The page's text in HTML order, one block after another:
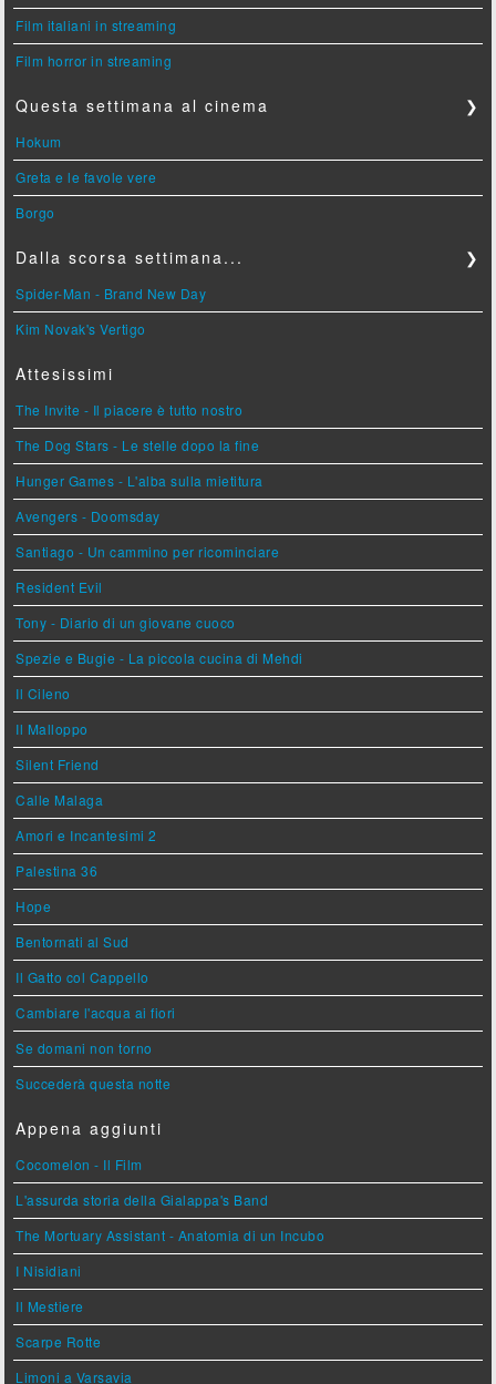
Film italiani in streaming
Film horror in streaming
Questa settimana al cinema ❯
Hokum
Greta e le favole vere
Borgo
Dalla scorsa settimana... ❯
Spider-Man - Brand New Day
Kim Novak's Vertigo
Attesissimi
The Invite - Il piacere è tutto nostro
The Dog Stars - Le stelle dopo la fine
Hunger Games - L'alba sulla mietitura
Avengers - Doomsday
Santiago - Un cammino per ricominciare
Resident Evil
Tony - Diario di un giovane cuoco
Spezie e Bugie - La piccola cucina di Mehdi
Il Cileno
Il Malloppo
Silent Friend
Calle Malaga
Amori e Incantesimi 2
Palestina 36
Hope
Bentornati al Sud
Il Gatto col Cappello
Cambiare l'acqua ai fiori
Se domani non torno
Succederà questa notte
Appena aggiunti
Cocomelon - Il Film
L'assurda storia della Gialappa's Band
The Mortuary Assistant - Anatomia di un Incubo
I Nisidiani
Il Mestiere
Scarpe Rotte
Limoni a Varsavia